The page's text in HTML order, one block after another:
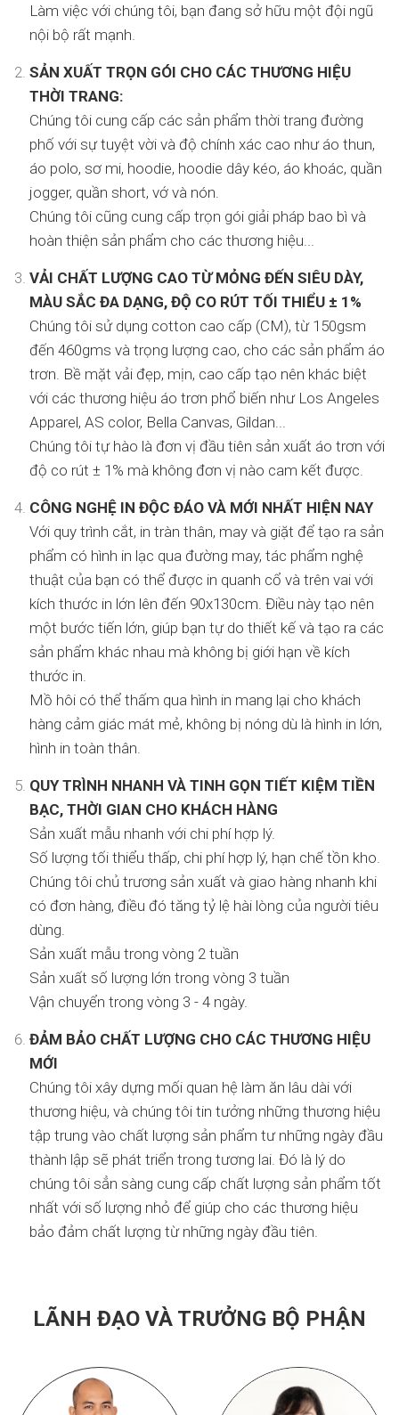
Làm việc với chúng tôi, bạn đang sở hữu một đội ngũ
nội bộ rất mạnh.
SẢN XUẤT TRỌN GÓI CHO CÁC THƯƠNG HIỆU
THỜI TRANG:
Chúng tôi cung cấp các sản phẩm thời trang đường
phố với sự tuyệt vời và độ chính xác cao như áo thun,
áo polo, sơ mi, hoodie, hoodie dây kéo, áo khoác, quần
jogger, quần short, vớ và nón.
Chúng tôi cũng cung cấp trọn gói giải pháp bao bì và
hoàn thiện sản phẩm cho các thương hiệu...
VẢI CHẤT LƯỢNG CAO TỪ MỎNG ĐẾN SIÊU DÀY,
MÀU SẮC ĐA DẠNG, ĐỘ CO RÚT TỐI THIỂU ± 1%
Chúng tôi sử dụng cotton cao cấp (CM), từ 150gsm
đến 460gms và trọng lượng cao, cho các sản phẩm áo
trơn. Bề mặt vải đẹp, mịn, cao cấp tạo nên khác biệt
với các thương hiệu áo trơn phổ biến như Los Angeles
Apparel, AS color, Bella Canvas, Gildan...
Chúng tôi tự hào là đơn vị đầu tiên sản xuất áo trơn với
độ co rút ± 1% mà không đơn vị nào cam kết được.
CÔNG NGHỆ IN ĐỘC ĐÁO VÀ MỚI NHẤT HIỆN NAY
Với quy trình cắt, in tràn thân, may và giặt để tạo ra sản
phẩm có hình in lạc qua đường may, tác phẩm nghệ
thuật của bạn có thể được in quanh cổ và trên vai với
kích thước in lớn lên đến 90x130cm. Điều này tạo nên
một bước tiến lớn, giúp bạn tự do thiết kế và tạo ra các
sản phẩm khác nhau mà không bị giới hạn về kích
thước in.
Mồ hôi có thể thấm qua hình in mang lại cho khách
hàng cảm giác mát mẻ, không bị nóng dù là hình in lớn,
hình in toàn thân.
QUY TRÌNH NHANH VÀ TINH GỌN TIẾT KIỆM TIỀN
BẠC, THỜI GIAN CHO KHÁCH HÀNG
Sản xuất mẫu nhanh với chi phí hợp lý.
Số lượng tối thiểu thấp, chi phí hợp lý, hạn chế tồn kho.
Chúng tôi chủ trương sản xuất và giao hàng nhanh khi
có đơn hàng, điều đó tăng tỷ lệ hài lòng của người tiêu
dùng.
Sản xuất mẫu trong vòng 2 tuần
Sản xuất số lượng lớn trong vòng 3 tuần
Vận chuyển trong vòng 3 - 4 ngày.
ĐẢM BẢO CHẤT LƯỢNG CHO CÁC THƯƠNG HIỆU
MỚI
Chúng tôi xây dựng mối quan hệ làm ăn lâu dài với
thương hiệu, và chúng tôi tin tưởng những thương hiệu
tập trung vào chất lượng sản phẩm tư những ngày đầu
thành lập sẽ phát triển trong tương lai. Đó là lý do
chúng tôi sẳn sàng cung cấp chất lượng sản phẩm tốt
nhất với số lượng nhỏ để giúp cho các thương hiệu
bảo đảm chất lượng từ những ngày đầu tiên.
LÃNH ĐẠO VÀ TRƯỞNG BỘ PHẬN